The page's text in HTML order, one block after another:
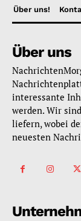
Über uns!
Über uns
interessante
werden. Wir
liefern, wobei
neuesten